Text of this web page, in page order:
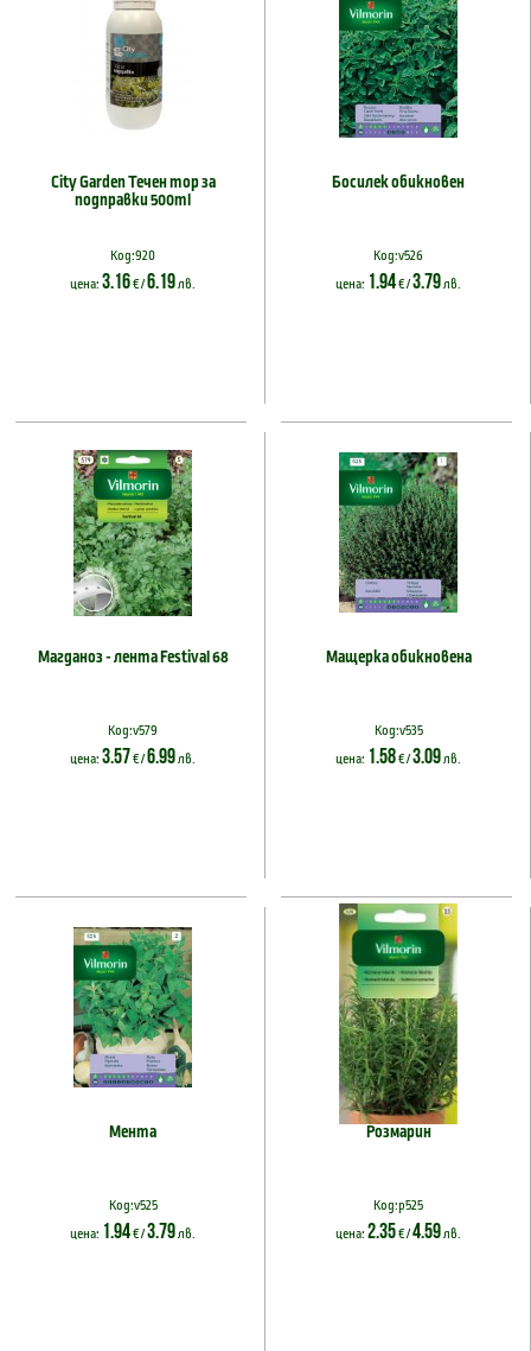
City Garden Течен тор за
подправки 500ml
Код:920
цена: 3.16€ /6.19лв.
Босилек обикновен
Код:v526
цена: 1.94€ /3.79лв.
Магданоз - лента Festival 68
Код:v579
цена: 3.57€ /6.99лв.
Мащерка обикновена
Код:v535
цена: 1.58€ /3.09лв.
Мента
Код:v525
цена: 1.94€ /3.79лв.
Розмарин
Код:p525
цена: 2.35€ /4.59лв.